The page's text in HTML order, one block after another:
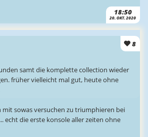
18:50
20. OKT. 2020
8
samt die komplette collection wieder
früher vielleicht mal gut, heute ohne
mit sowas versuchen zu triumphieren bei
echt die erste konsole aller zeiten ohne